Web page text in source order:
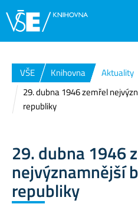
VŠE Knihovna
Aktuality
29. dubna 1946 zemřel
republiky
29. dubna 1946
nejvýznamnější
republiky